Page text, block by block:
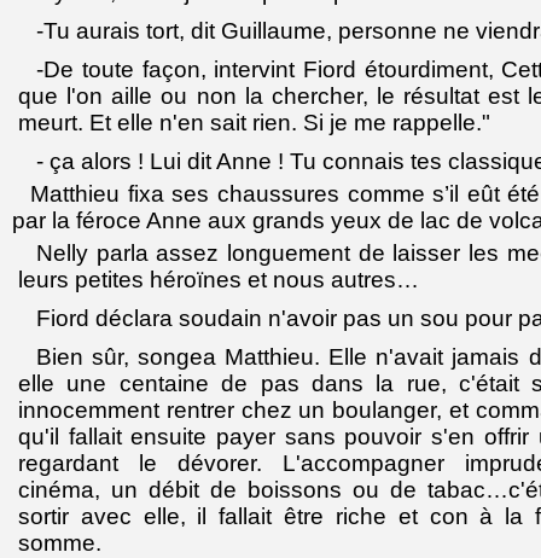
-Tu aurais tort, dit Guillaume, personne ne
-De toute façon, intervint Fiord étourdiment,
que l'on aille ou non la chercher, le résultat est
meurt. Et elle n'en sait rien. Si je me rappelle."
- ça alors ! Lui dit Anne ! Tu connais tes
Matthieu fixa ses chaussures comme s’il eût
par la féroce Anne aux grands yeux de lac de
Nelly parla assez longuement de laisser les
leurs petites héroïnes et nous autres…
Fiord déclara soudain n'avoir pas un sou pour
Bien sûr, songea Matthieu. Elle n'avait jamais
elle une centaine de pas dans la rue, c'était
innocemment rentrer chez un boulanger, et
qu'il fallait ensuite payer sans pouvoir s'en offrir
regardant le dévorer. L'accompagner
cinéma, un débit de boissons ou de
sortir avec elle, il fallait être riche et con à la
somme.